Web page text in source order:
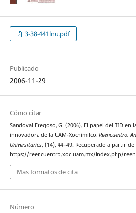
3-38-441lnu.pdf
Publicado
2006-11-29
Cómo citar
Sandoval Fregoso, G. (2006). El papel del TID en
innovadora de la UAM-Xochimilco. Reencuentro.
Universitarios, (14), 44–49. Recuperado a partir de
https://reencuentro.xoc.uam.mx/index.php/
Más formatos de cita
Número